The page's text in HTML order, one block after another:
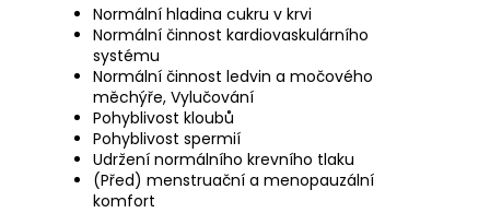
Normální hladina cukru v krvi
Normální činnost kardiovaskulárního
systému
Normální činnost ledvin a močového
měchýře, Vylučování
Pohyblivost kloubů
Pohyblivost spermií
Udržení normálního krevního tlaku
(Před) menstruační a menopauzální
komfort